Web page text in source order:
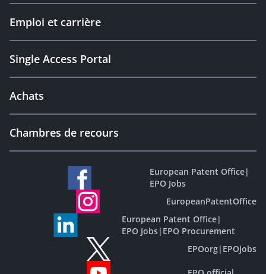
Emploi et carrière
Single Access Portal
Achats
Chambres de recours
European Patent Office|
EPO Jobs
EuropeanPatentOffice
European Patent Office|
EPO Jobs| EPO Procurement
EPOorg| EPOjobs